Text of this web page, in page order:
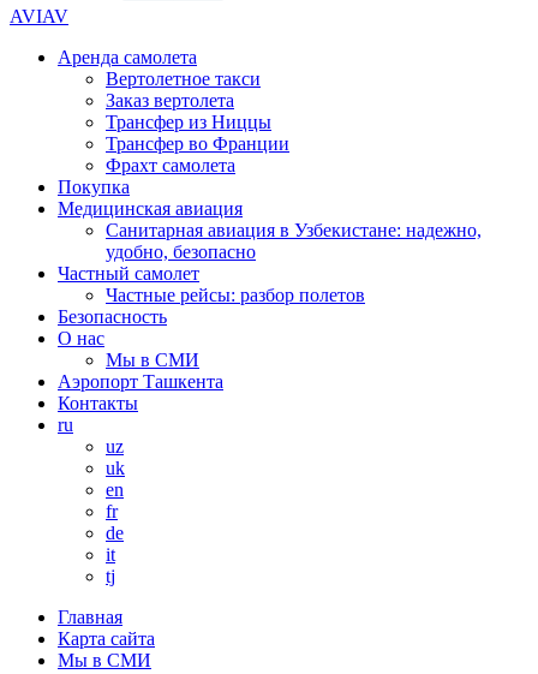
AVIAV
Аренда самолета
Вертолетное такси
Заказ вертолета
Трансфер из Ниццы
Трансфер во Франции
Фрахт самолета
Покупка
Медицинская авиация
Санитарная авиация в Узбекистане: надежно,
удобно, безопасно
Частный самолет
Частные рейсы: разбор полетов
Безопасность
О нас
Мы в СМИ
Аэропорт Ташкента
Контакты
ru
uz
uk
en
fr
de
it
tj
Главная
Карта сайта
Мы в СМИ